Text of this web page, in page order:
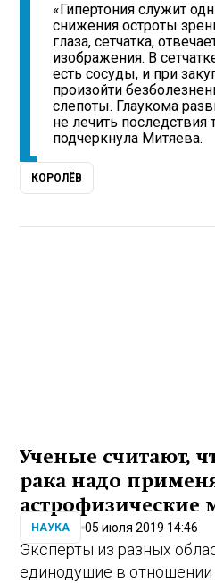
«Гипертония служит
снижения остроты
глаза, сетчатка,
изображения. В
есть сосуды, и при
произойти
слепоты. Глаукома
не лечить последствия
подчеркнула Митяева.
КОРОЛЁВ
Ученые считают,
рака надо
астрофизические
НАУКА 05 июля 2019 14:46
Эксперты из разных
единодушие в